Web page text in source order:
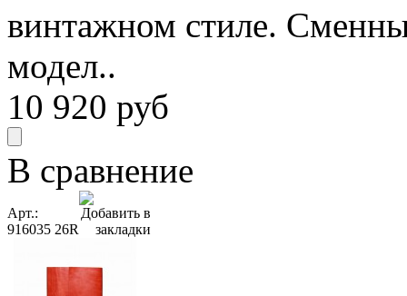
винтажном стиле.
модел..
10 920 руб
В сравнение
Арт.:
916035 26R